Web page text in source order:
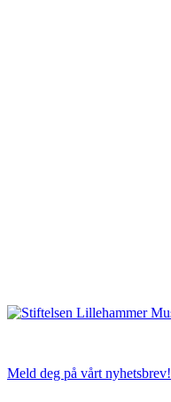
Meld deg på vårt nyhetsbrev!